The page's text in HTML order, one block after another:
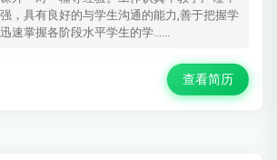
，具有良好的与学生沟通的能力,善于把握学
速掌握各阶段水平学生的学......
查看简历